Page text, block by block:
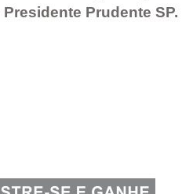
Presidente Prudente SP.